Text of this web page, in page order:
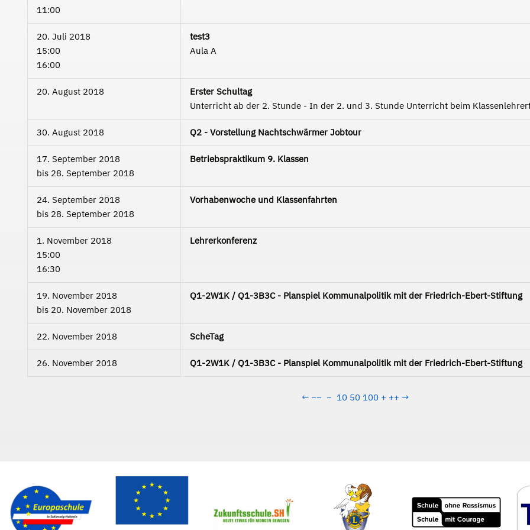
11:00
20. Juli 2018
15:00
16:00
test3
Aula A
20. August 2018
Erster Schultag
Unterricht ab der 2. Stunde - In der 2. und 3. Stunde Unterricht beim
30. August 2018 Q2 - Vorstellung Nachtschwärmer Jobtour
17. September 2018
bis 28. September 2018
Betriebspraktikum 9. Klassen
24. September 2018
bis 28. September 2018
Vorhabenwoche und Klassenfahrten
1. November 2018
15:00
16:30
Lehrerkonferenz
19. November 2018
bis 20. November 2018
Q1-2W1K / Q1-3B3C - Planspiel Kommunalpolitik mit der Friedrich-Ebert-Stiftung
22. November 2018 ScheTag
26. November 2018 Q1-2W1K / Q1-3B3C - Planspiel Kommunalpolitik mit der Friedrich-Ebert-Stiftung
← −− − 10 50 100 + ++ →